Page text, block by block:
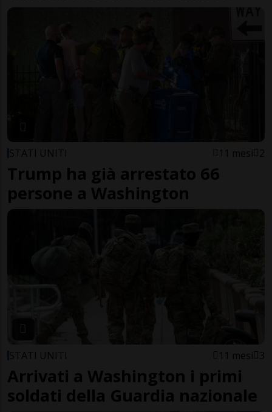
STATI UNITI 11 mesi 2
Trump ha già arrestato 66
persone a Washington
STATI UNITI 11 mesi 3
Arrivati a Washington i primi
soldati della Guardia nazionale